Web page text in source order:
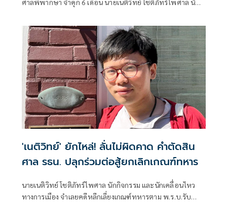
ศาลพิพากษา จำคุก 6 เดือน นายเนติวิทย์ โชติภัทร์ไพศาล นัก
เกณฑ์ทหาร แต่ไม่เคยต้องโทษมาก่อนให้รอการลงโทษ 1 ปี
'เนติวิทย์' ยักไหล่! ลั่นไม่ผิดคาด คำตัดสิน
ศาล รธน. ปลุกร่วมต่อสู้ยกเลิกเกณฑ์ทหาร
นายเนติวิทย์ โชติภัทร์ไพศาล นักกิจกรรม และนักเคลื่อนไหว
ทางการเมือง จำเลยคดีหลีกเลี่ยงเกณฑ์ทหารตาม พ.ร.บ.รับ